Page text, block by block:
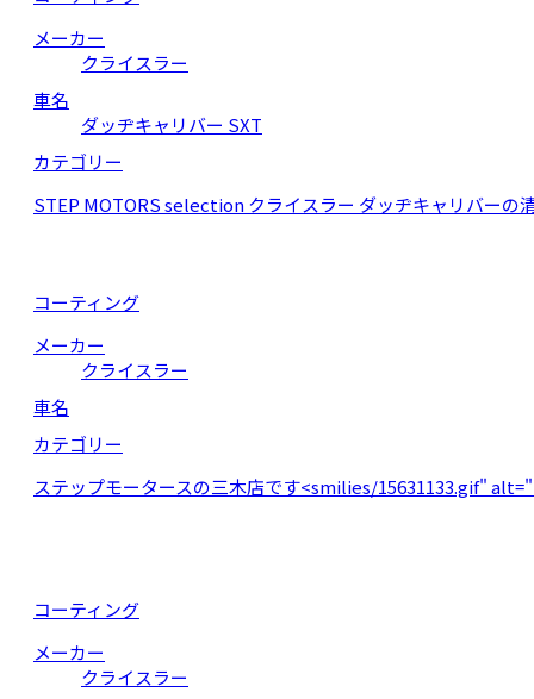
メーカー
クライスラー
車名
ダッヂキャリバー SXT
カテゴリー
STEP MOTORS selection クライスラー ダッヂキャリバー
コーティング
メーカー
クライスラー
車名
カテゴリー
ステップモータースの三木店です<smilies/15631133.gif"
コーティング
メーカー
クライスラー